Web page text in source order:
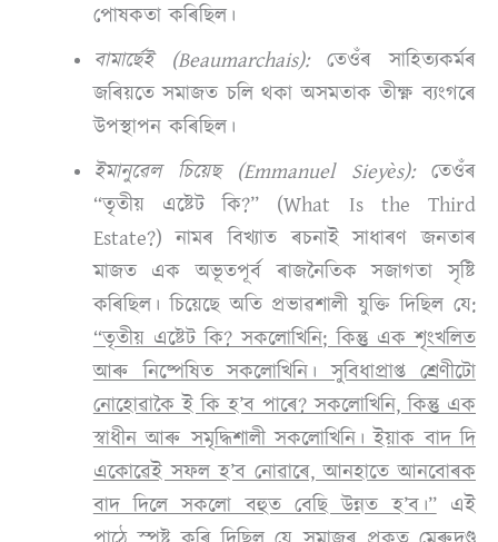
পোষকতা কৰিছিল।
বামাৰ্ছেই(Beaumarchais):তেওঁৰ সাহিত্যকৰ্মৰ
জৰিয়তে সমাজত চলি থকা অসমতাক তীক্ষ্ণ ব্যংগৰে
উপস্থাপন কৰিছিল।
ইমানুৱেল চিয়েছ(Emmanuel Sieyès):তেওঁৰ
“তৃতীয় এষ্টেট কি?” (What Is the Third
Estate?) নামৰ বিখ্যাত ৰচনাই সাধাৰণ জনতাৰ
মাজত এক অভূতপূৰ্ব ৰাজনৈতিকসজাগতা সৃষ্টি
কৰিছিল। চিয়েছে অতি প্ৰভাৱশালী যুক্তি দিছিল যে:
“তৃতীয় এষ্টেট কি? সকলোখিনি; কিন্তু এক শৃংখলিত
আৰু নিষ্পেষিত সকলোখিনি। সুবিধাপ্ৰাপ্ত শ্ৰেণীটো
নোহোৱাকৈ ই কি হ’ব পাৰে? সকলোখিনি, কিন্তু এক
স্বাধীন আৰু সমৃদ্ধিশালী সকলোখিনি। ইয়াক বাদ দি
একোৱেই সফল হ’ব নোৱাৰে, আনহাতে আনবোৰক
বাদ দিলে সকলো বহুত বেছি উন্নত হ’ব।”এই